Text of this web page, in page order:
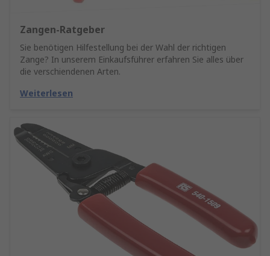
Zangen-Ratgeber
Sie benötigen Hilfestellung bei der Wahl der richtigen
Zange? In unserem Einkaufsführer erfahren Sie alles über
die verschiendenen Arten.
Weiterlesen